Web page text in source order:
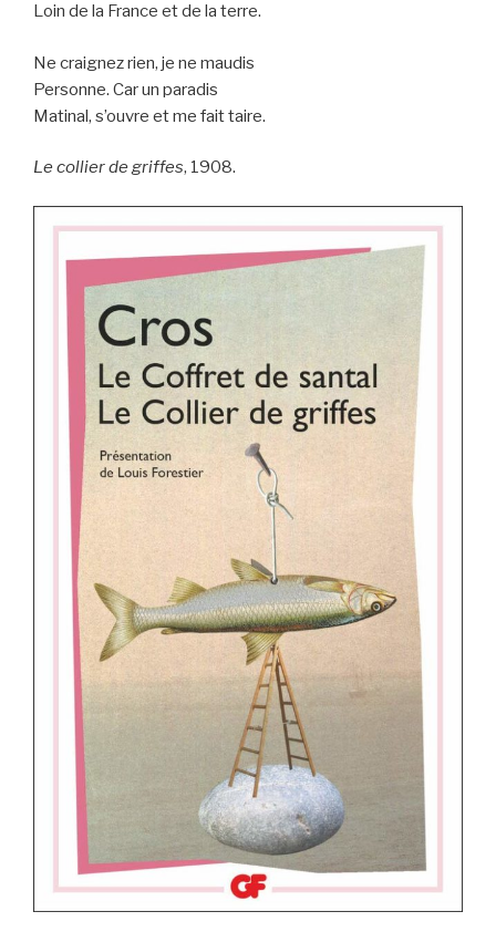
Loin de la France et de la terre.
Ne craignez rien, je ne maudis
Personne. Car un paradis
Matinal, s’ouvre et me fait taire.
Le collier de griffes, 1908.